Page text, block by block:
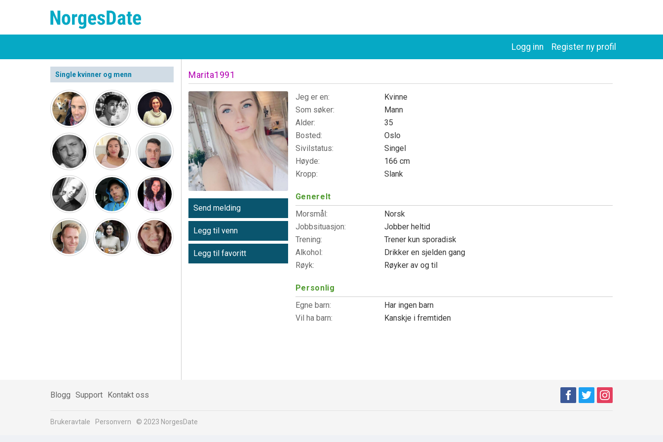
Register ny profil
Logg inn
Single kvinner og menn Marita1991
Send melding
Legg til venn
Legg til favoritt
Jeg er en:
Kvinne
Som søker:
Mann
Alder:
35
Bosted:
Oslo
Sivilstatus:
Singel
Høyde:
166 cm
Kropp:
Slank
Generelt
Morsmål:
Norsk
Jobbsituasjon:
Jobber heltid
Trening:
Trener kun sporadisk
Alkohol:
Drikker en sjelden gang
Røyk:
Røyker av og til
Personlig
Egne barn:
Har ingen barn
Vil ha barn:
Kanskje i fremtiden
Blogg Support Kontakt oss
Brukeravtale Personvern © 2023 NorgesDate